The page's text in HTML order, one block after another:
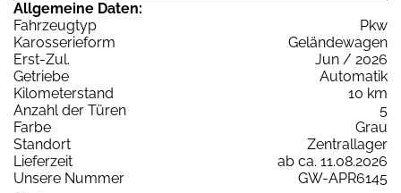
Allgemeine Daten:
Fahrzeugtyp
Pkw
Karosserieform
Geländewagen
Erst-Zul.
Jun / 2026
Getriebe
Automatik
Kilometerstand
10 km
Anzahl der Türen
5
Farbe
Grau
Standort
Zentrallager
Lieferzeit
ab ca. 11.08.2026
Unsere Nummer
GW-APR6145